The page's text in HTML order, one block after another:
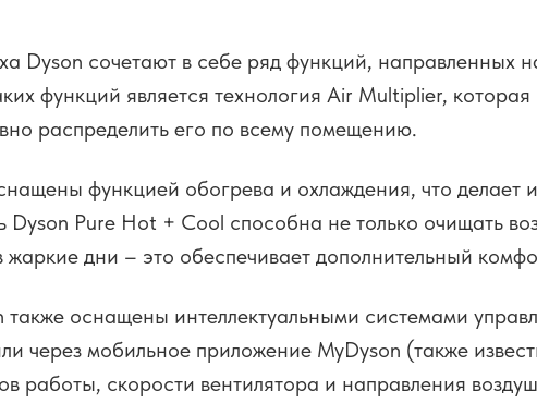
Dyson сочетают в себе ряд функций,
функций является технология Air Multiplier,
распределить его по всему помещению.
функцией обогрева и охлаждения, что делает
Pure Hot + Cool способна не только очищать
жаркие дни – это обеспечивает дополнительный
также оснащены интеллектуальными системами
через мобильное приложение MyDyson (также
работы, скорости вентилятора и направления